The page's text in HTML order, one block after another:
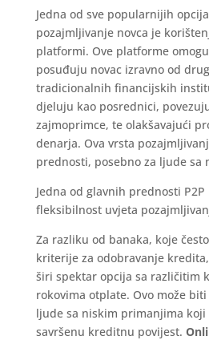
Jedna od sve popularnijih
pozajmljivanje novca je
platformi. Ove platforme
posuđuju novac izravno od
tradicionalnih financijskih
djeluju kao posrednici,
zajmoprimce, te olakšavajući
denarja. Ova vrsta
prednosti, posebno za ljude sa
Jedna od glavnih prednosti
fleksibilnost uvjeta
Za razliku od banaka, koje
kriterije za odobravanje
širi spektar opcija sa različitim
rokovima otplate. Ovo može
ljude sa niskim primanjima koji
savršenu kreditnu povijest.